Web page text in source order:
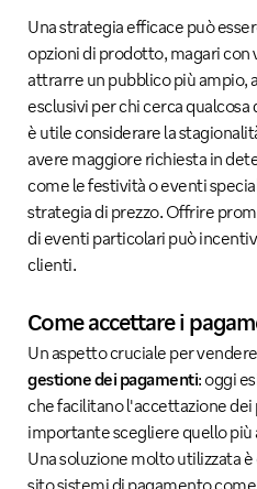
Una strategia efficace può
opzioni di prodotto, magari
attrarre un pubblico più ampio,
esclusivi per chi cerca
è utile considerare la
avere maggiore richiesta in
come le festività o eventi
strategia di prezzo. Offrire
di eventi particolari può
clienti.
Come accettare i
Un aspetto cruciale per
gestione dei pagamenti: oggi
che facilitano l'accettazione
importante scegliere quello più
Una soluzione molto utilizzata
sito sistemi di pagamento